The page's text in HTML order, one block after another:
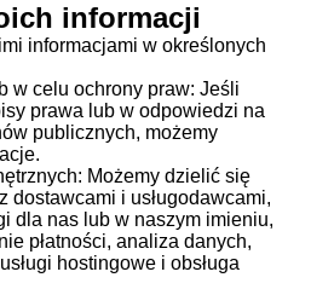
informacji
informacjami w określonych
w celu ochrony praw: Jeśli
prawa lub w odpowiedzi na
publicznych, możemy
Możemy dzielić się
dostawcami i usługodawcami,
dla nas lub w naszym imieniu,
płatności, analiza danych,
hostingowe i obsługa